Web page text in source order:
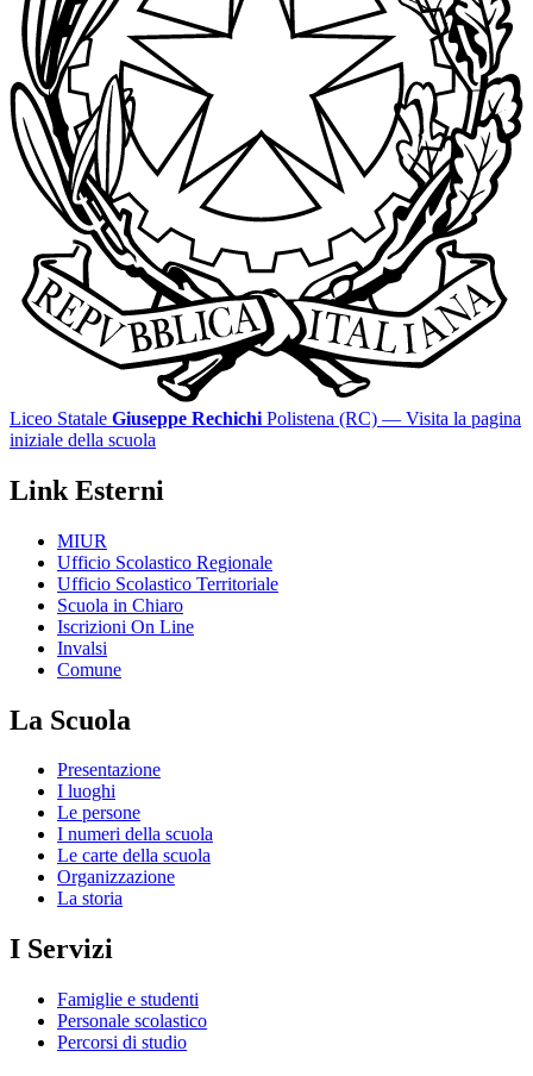
Liceo Statale Giuseppe Rechichi Polistena (RC) — Visita la pagina
iniziale della scuola
Link Esterni
MIUR
Ufficio Scolastico Regionale
Ufficio Scolastico Territoriale
Scuola in Chiaro
Iscrizioni On Line
Invalsi
Comune
La Scuola
Presentazione
I luoghi
Le persone
I numeri della scuola
Le carte della scuola
Organizzazione
La storia
I Servizi
Famiglie e studenti
Personale scolastico
Percorsi di studio